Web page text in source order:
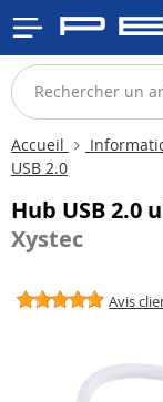
Accueil
USB 2.0
Hub USB 2.0
Xystec
Avis